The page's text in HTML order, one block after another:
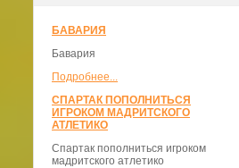
БАВАРИЯ
Бавария
Подробнее...
СПАРТАК ПОПОЛНИТЬСЯ
ИГРОКОМ МАДРИТСКОГО
АТЛЕТИКО
Спартак пополниться игроком
мадритского атлетико